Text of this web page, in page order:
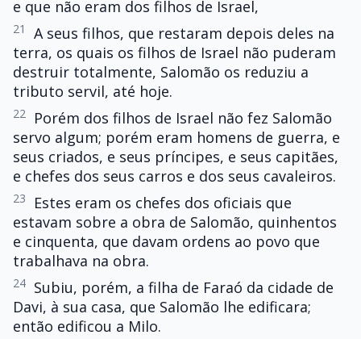
e que não eram dos filhos de Israel,
21
A seus filhos, que restaram depois deles na
terra, os quais os filhos de Israel não puderam
destruir totalmente, Salomão os reduziu a
tributo servil, até hoje.
22
Porém dos filhos de Israel não fez Salomão
servo algum; porém eram homens de guerra, e
seus criados, e seus príncipes, e seus capitães,
e chefes dos seus carros e dos seus cavaleiros.
23
Estes eram os chefes dos oficiais que
estavam sobre a obra de Salomão, quinhentos
e cinquenta, que davam ordens ao povo que
trabalhava na obra.
24 Subiu, porém, a filha de Faraó da cidade de
Davi, à sua casa, que Salomão lhe edificara;
então edificou a Milo.